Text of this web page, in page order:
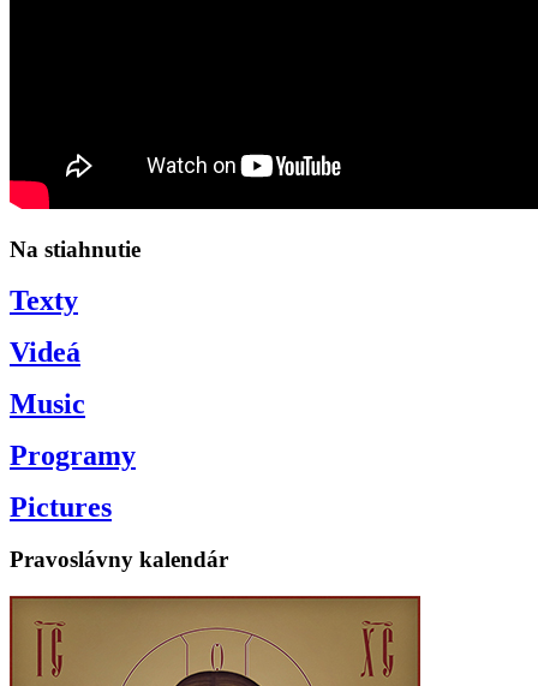
Na stiahnutie
Texty
Videá
Music
Programy
Pictures
Pravoslávny kalendár